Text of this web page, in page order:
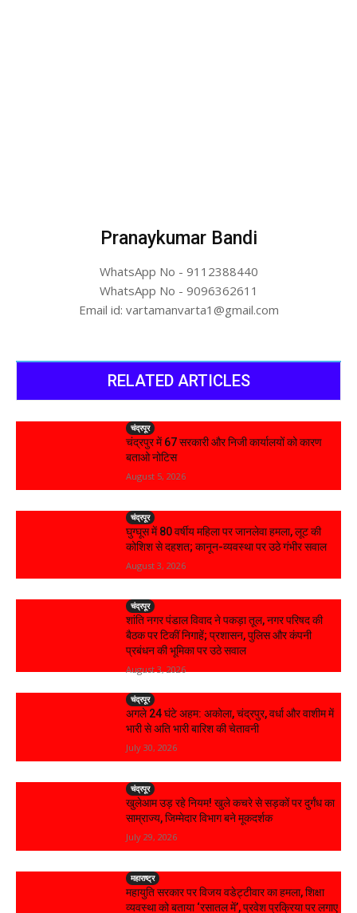
Pranaykumar Bandi
WhatsApp No - 9112388440
WhatsApp No - 9096362611
Email id: vartamanvarta1@gmail.com
RELATED ARTICLES
चंद्रपूर
चंद्रपुर में 67 सरकारी और निजी कार्यालयों को कारण
बताओ नोटिस
August 5, 2026
चंद्रपूर
घुग्घूस में 80 वर्षीय महिला पर जानलेवा हमला, लूट की
कोशिश से दहशत; कानून-व्यवस्था पर उठे गंभीर सवाल
August 3, 2026
चंद्रपूर
शांति नगर पंडाल विवाद ने पकड़ा तूल, नगर परिषद की
बैठक पर टिकीं निगाहें; प्रशासन, पुलिस और कंपनी
प्रबंधन की भूमिका पर उठे सवाल
August 3, 2026
चंद्रपूर
अगले 24 घंटे अहम: अकोला, चंद्रपुर, वर्धा और वाशीम में
भारी से अति भारी बारिश की चेतावनी
July 30, 2026
चंद्रपूर
खुलेआम उड़ रहे नियम! खुले कचरे से सड़कों पर दुर्गंध का
साम्राज्य, जिम्मेदार विभाग बने मूकदर्शक
July 29, 2026
महाराष्ट्र
महायुति सरकार पर विजय वडेट्टीवार का हमला, शिक्षा
व्यवस्था को बताया ‘रसातल में’, प्रवेश प्रक्रिया पर लगाए